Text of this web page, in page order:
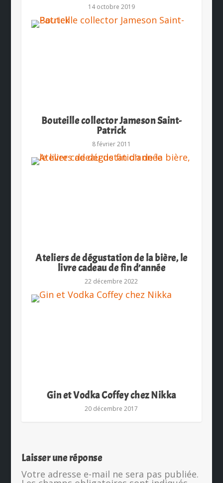
14 octobre 2019
Bouteille collector Jameson Saint-
Patrick
8 février 2011
Ateliers de dégustation de la bière, le
livre cadeau de fin d’année
22 décembre 2022
Gin et Vodka Coffey chez Nikka
20 décembre 2017
Laisser une réponse
Votre adresse e-mail ne sera pas publiée.